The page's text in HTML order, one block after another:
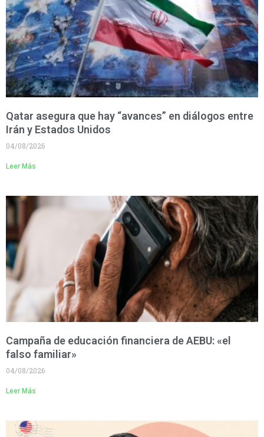
Qatar asegura que hay “avances” en diálogos entre
Irán y Estados Unidos
04/08/2026
Leer Más
Campaña de educación financiera de AEBU: «el
falso familiar»
04/08/2026
Leer Más